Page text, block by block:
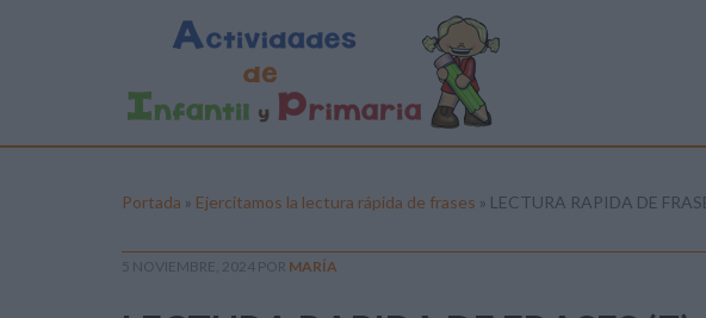
Portada » Ejercitamos la lectura rápida de frases » LECTURA RAPIDA DE
5 NOVIEMBRE, 2024 POR MARÍA